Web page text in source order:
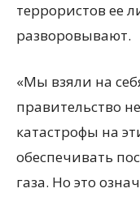
террористов ее
разворовывают.
«Мы взяли на
правительство
катастрофы на
обеспечивать
газа. Но это